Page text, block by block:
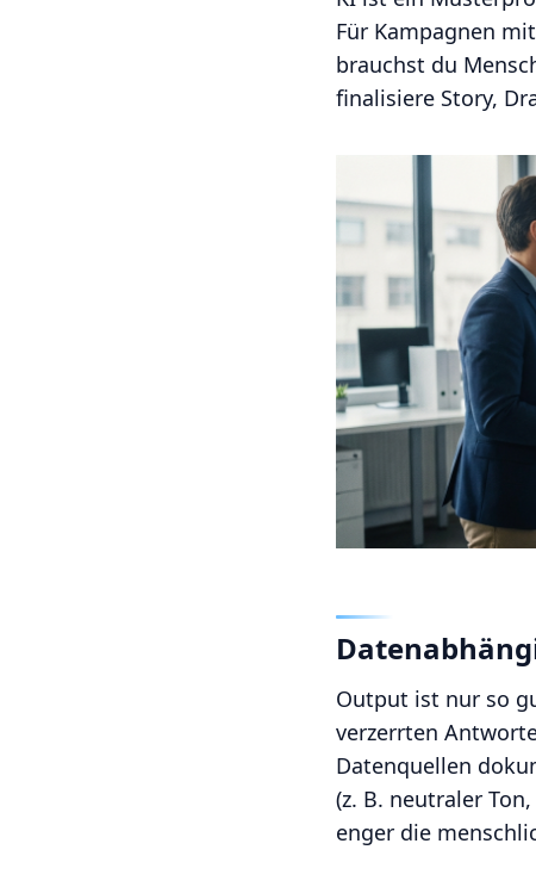
Für Kampagnen
brauchst du
finalisiere Story,
Output ist nur so
verzerrten
Datenquellen
(z. B. neutraler
enger die